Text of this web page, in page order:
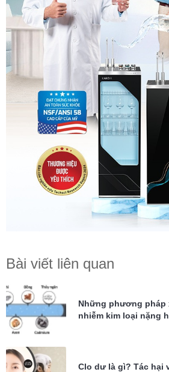
Bài viết liên quan
Những phương
nhiễm kim loại nặng
Clo dư là gì? Tác hại